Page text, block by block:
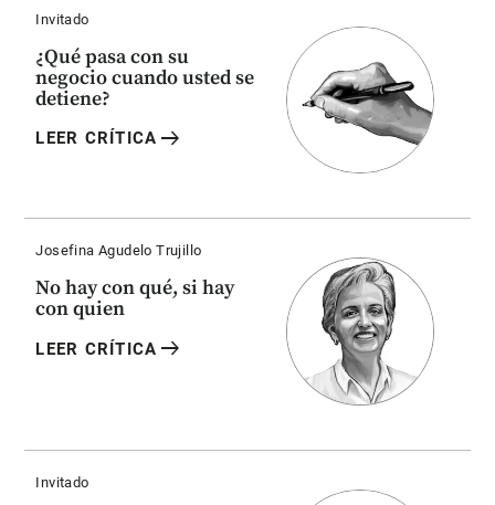
Invitado
¿Qué pasa con su
negocio cuando usted se
detiene?
LEER CRÍTICA arrow_right_alt
Josefina Agudelo Trujillo
No hay con qué, si hay
con quien
LEER CRÍTICA arrow_right_alt
Invitado